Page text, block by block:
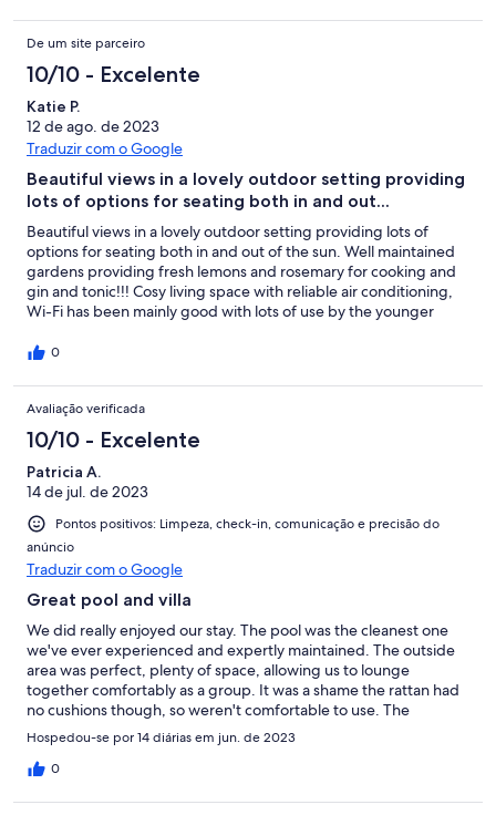
started from scratch. Angela was very good and the pool was
excellently serviced. We would be happy to return when next in
crete
De um site parceiro
10/10 - Excelente
Katie P.
12 de ago. de 2023
Traduzir com o Google
Beautiful views in a lovely outdoor setting providing
lots of options for seating both in and out...
Beautiful views in a lovely outdoor setting providing lots of
options for seating both in and out of the sun. Well maintained
gardens providing fresh lemons and rosemary for cooking and
gin and tonic!!! Cosy living space with reliable air conditioning,
Wi-Fi has been mainly good with lots of use by the younger
eating out, easily walkable with a 2 mini markets to choose from
accessible with either a taxi or a hire car thought as was more
choice for eating out if desired. Despite having neighbours the
villa was still very private. The cleaner visited 2 times over the
fortnight to replace linen and towels and a general clean. We
had a couple of issues that were promptly dealt with sing the
Agni travel chat function, we were very impressed with this.
Thank you for a lovely holiday.
0
Avaliação verificada
10/10 - Excelente
Patricia A.
14 de jul. de 2023
Pontos positivos: Limpeza, check-in, comunicação e precisão do
anúncio
Traduzir com o Google
Great pool and villa
We did really enjoyed our stay. The pool was the cleanest one
we've ever experienced and expertly maintained. The outside
area was perfect, plenty of space, allowing us to lounge
together comfortably as a group. It was a shame the rattan had
no cushions though, so weren't comfortable to use. The
property manager, whilst her english was limited, she was lovely,
rectifing the couple of minor issues we had swiftly. Only
downside is that if like us, you like to venture out for an evening
than we anticipated and the taxis (whilst very reliable, were not
Hospedou-se por 14 diárias em jun. de 2023
0